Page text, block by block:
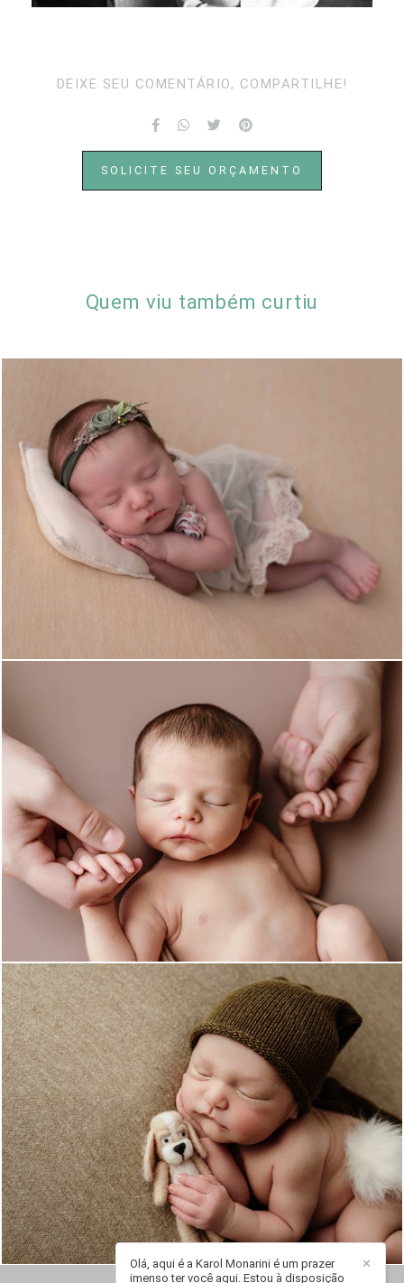
DEIXE SEU COMENTÁRIO, COMPARTILHE!
SOLICITE SEU ORÇAMENTO
Quem viu também curtiu
1102
178 0
803 0
✕
Olá, aqui é a Karol Monarini é um prazer
imenso ter você aqui. Estou à disposição